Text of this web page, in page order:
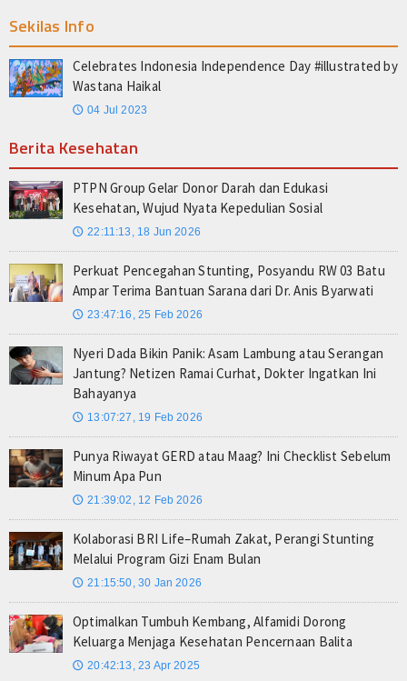
Sekilas Info
Celebrates Indonesia Independence Day #illustrated by
Wastana Haikal
🕔 04 Jul 2023
Berita Kesehatan
PTPN Group Gelar Donor Darah dan Edukasi
Kesehatan, Wujud Nyata Kepedulian Sosial
🕔 22:11:13, 18 Jun 2026
Perkuat Pencegahan Stunting, Posyandu RW 03 Batu
Ampar Terima Bantuan Sarana dari Dr. Anis Byarwati
🕔 23:47:16, 25 Feb 2026
Nyeri Dada Bikin Panik: Asam Lambung atau Serangan
Jantung? Netizen Ramai Curhat, Dokter Ingatkan Ini
Bahayanya
🕔 13:07:27, 19 Feb 2026
Punya Riwayat GERD atau Maag? Ini Checklist Sebelum
Minum Apa Pun
🕔 21:39:02, 12 Feb 2026
Kolaborasi BRI Life–Rumah Zakat, Perangi Stunting
Melalui Program Gizi Enam Bulan
🕔 21:15:50, 30 Jan 2026
Optimalkan Tumbuh Kembang, Alfamidi Dorong
Keluarga Menjaga Kesehatan Pencernaan Balita
🕔 20:42:13, 23 Apr 2025